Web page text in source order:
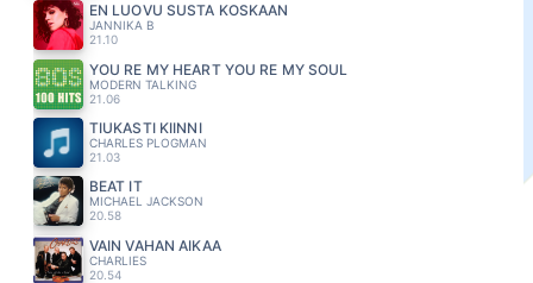
EN LUOVU SUSTA KOSKAAN
JANNIKA B
21.10
YOU RE MY HEART YOU RE MY SOUL
MODERN TALKING
21.06
TIUKASTI KIINNI
CHARLES PLOGMAN
21.03
BEAT IT
MICHAEL JACKSON
20.58
VAIN VAHAN AIKAA
CHARLIES
20.54